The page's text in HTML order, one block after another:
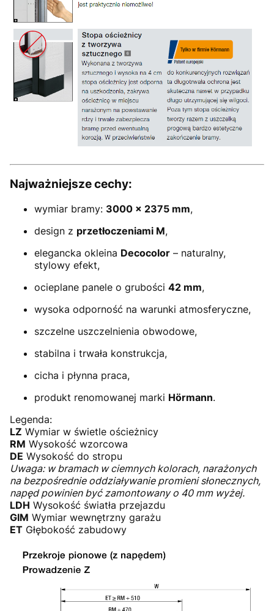
Najważniejsze cechy:
wymiar bramy: 3000 × 2375 mm,
design z przetłoczeniami M,
elegancka okleina Decocolor – naturalny,
stylowy efekt,
ocieplane panele o grubości 42 mm,
wysoka odporność na warunki atmosferyczne,
szczelne uszczelnienia obwodowe,
stabilna i trwała konstrukcja,
cicha i płynna praca,
produkt renomowanej marki Hörmann.
Legenda:
LZ Wymiar w świetle ościeżnicy
RM Wysokość wzorcowa
DE Wysokość do stropu
Uwaga: w bramach w ciemnych kolorach, narażonych
na bezpośrednie oddziaływanie promieni słonecznych,
napęd powinien być zamontowany o 40 mm wyżej.
LDH Wysokość światła przejazdu
GIM Wymiar wewnętrzny garażu
ET Głębokość zabudowy